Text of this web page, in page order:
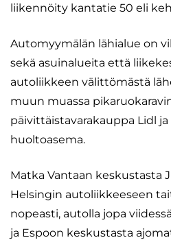
liikennöity kantatie 50 eli
Automyymälän lähialue on
sekä asuinalueita että
autoliikkeen välittömästä
muun muassa
päivittäistavarakauppa Lidl
huoltoasema.
Matka Vantaan keskustasta
Helsingin autoliikkeeseen
nopeasti, autolla jopa
ja Espoon keskustasta